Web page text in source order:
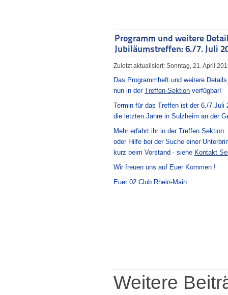
Programm und weitere
Jubiläumstreffen: 6./7. Juli
Zuletzt aktualisiert: Sonntag, 21. April
Das Programmheft und weitere
nun in der Treffen-Sektion verfügbar!
Termin für das Treffen ist der 6./7.Juli
die letzten Jahre in Sulzheim an der
Mehr erfahrt ihr in der Treffen
oder Hilfe bei der Suche einer
kurz beim Vorstand - siehe Kontakt
Wir freuen uns auf Euer Kommen !
Euer 02 Club Rhein-Main
Weitere